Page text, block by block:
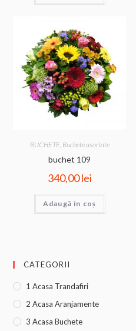
BUCHETE, Buchete asortate
buchet 109
340,00lei
Adaugă în coș
CATEGORII
1 Acasa Trandafiri
2 Acasa Aranjamente
3 Acasa Buchete